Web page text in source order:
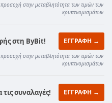
στην μεταβλητότητα των τιμών των
κρυπτνομισμάτων
στη ByBit! ΕΓΓΡΑΦΗ →
στην μεταβλητότητα των τιμών των
κρυπτνομισμάτων
τις συναλαγές! ΕΓΓΡΑΦΗ →